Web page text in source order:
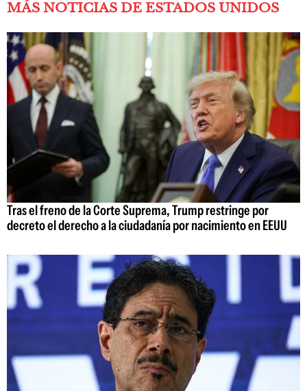
MÁS NOTICIAS DE ESTADOS UNIDOS
Tras el freno de la Corte Suprema, Trump restringe por
decreto el derecho a la ciudadanía por nacimiento en EEUU